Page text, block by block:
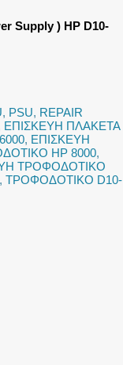
Supply ) HP D10-
, PSU, REPAIR
ΕΠΙΣΚΕΥΗ ΠΛΑΚΕΤΑ
, ΕΠΙΣΚΕΥΗ
HP 8000,
ΤΡΟΦΟΔΟΤΙΚΟ
, ΤΡΟΦΟΔΟΤΙΚΟ D10-